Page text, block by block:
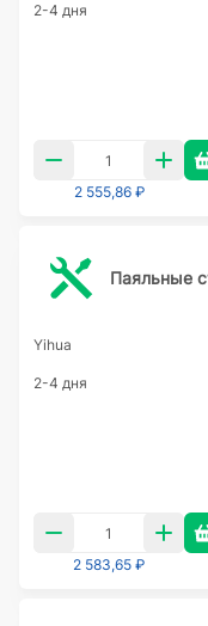
2-4 дня
2 555,86 ₽
Паяльные
Yihua
2-4 дня
2 583,65 ₽